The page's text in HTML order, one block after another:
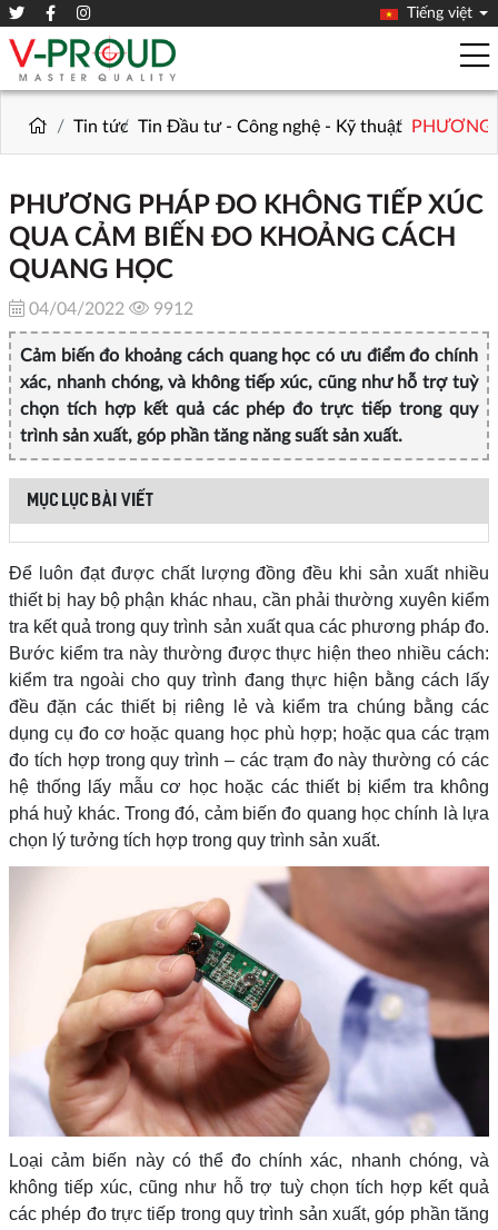
Tiếng việt
Tin tức Tin Đầu tư - Công nghệ - Kỹ thuật PHƯƠNG
PHƯƠNG PHÁP ĐO KHÔNG TIẾP XÚC
QUA CẢM BIẾN ĐO KHOẢNG CÁCH
QUANG HỌC
04/04/2022 9912
Cảm biến đo khoảng cách quang học có ưu điểm đo chính
xác, nhanh chóng, và không tiếp xúc, cũng như hỗ trợ tuỳ
chọn tích hợp kết quả các phép đo trực tiếp trong quy
trình sản xuất, góp phần tăng năng suất sản xuất.
MỤC LỤC BÀI VIẾT
Để luôn đạt được chất lượng đồng đều khi sản xuất nhiều
thiết bị hay bộ phận khác nhau, cần phải thường xuyên kiểm
tra kết quả trong quy trình sản xuất qua các phương pháp đo.
Bước kiểm tra này thường được thực hiện theo nhiều cách:
kiểm tra ngoài cho quy trình đang thực hiện bằng cách lấy
đều đặn các thiết bị riêng lẻ và kiểm tra chúng bằng các
dụng cụ đo cơ hoặc quang học phù hợp; hoặc qua các trạm
đo tích hợp trong quy trình – các trạm đo này thường có các
hệ thống lấy mẫu cơ học hoặc các thiết bị kiểm tra không
phá huỷ khác. Trong đó, cảm biến đo quang học chính là lựa
chọn lý tưởng tích hợp trong quy trình sản xuất.
Loại cảm biến này có thể đo chính xác, nhanh chóng, và
không tiếp xúc, cũng như hỗ trợ tuỳ chọn tích hợp kết quả
các phép đo trực tiếp trong quy trình sản xuất, góp phần tăng